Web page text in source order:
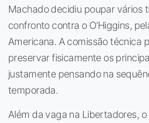
Machado decidiu poupar vários
confronto contra o O’Higgins,
Americana. A comissão técnica
preservar fisicamente os
justamente pensando na
temporada.
Além da vaga na Libertadores,